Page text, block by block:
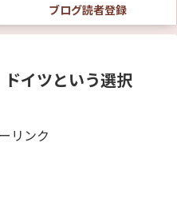
ブログ読者登録
イツという選択
リンク